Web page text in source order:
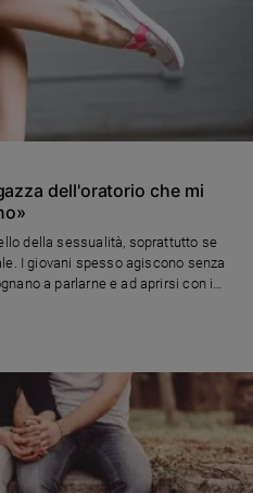
dell'oratorio che mi
della sessualità, soprattutto se
I giovani spesso agiscono senza
a parlarne e ad aprirsi con i